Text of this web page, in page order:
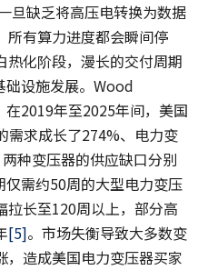
旦缺乏将高压电转换为数据
所有算力进度都会瞬间停
化阶段，漫长的交付周期
础设施发展。Wood
2019年至2025年间，美国
需求成长了274%、电力变
种变压器的供应缺口分别
仅需约50周的大型电力变压
拉长至120周以上，部分高
[5]。市场失衡导致大多数变
造成美国电力变压器买家